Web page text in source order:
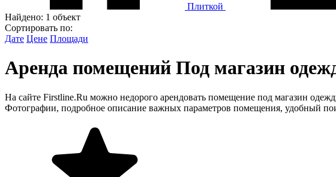
Плиткой
Найдено: 1 объект
Сортировать по:
Дате Цене Площади
Аренда помещений Под магазин
На сайте Firstline.Ru можно недорого арендовать помещение под магазин
Фотографии, подробное описание важных параметров помещения, удобный